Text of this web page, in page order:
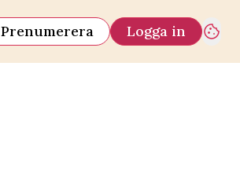
Prenumerera Logga in